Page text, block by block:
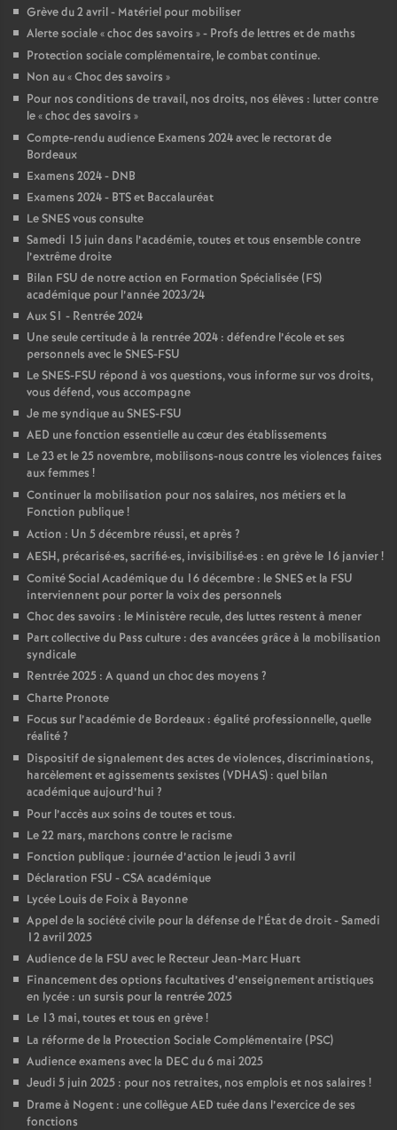
o
n
d
e
g
r
é
r
l
é
a
n
T
o
r
s
Grève du 2 avril - Matériel pour mobiliser
Alerte sociale «choc des savoirs » - Profs de lettres et de maths
Protection sociale complémentaire, le combat continue.
Non au «Choc des savoirs »
Pour nos conditions de travail, nos droits, nos élèves : lutter contre
le «choc des savoirs »
Compte-rendu audience Examens 2024 avec le rectorat de
Bordeaux
Examens 2024 - DNB
Examens 2024 - BTS et Baccalauréat
Le SNES vous consulte
Samedi 15 juin dans l’académie, toutes et tous ensemble contre
l’extrême droite
Bilan FSU de notre action en Formation Spécialisée (FS)
académique pour l’année 2023/24
Aux S1 - Rentrée 2024
Une seule certitude à la rentrée 2024 : défendre l’école et ses
personnels avec le SNES-FSU
Le SNES-FSU répond à vos questions, vous informe sur vos droits,
vous défend, vous accompagne
Je me syndique au SNES-FSU
AED une fonction essentielle au cœur des établissements
Le 23 et le 25 novembre, mobilisons-nous contre les violences faites
aux femmes !
Continuer la mobilisation pour nos salaires, nos métiers et la
Fonction publique!
Action : Un 5 décembre réussi, et après ?
AESH, précarisé·es, sacrifié·es, invisibilisé·es : en grève le 16 janvier!
Comité Social Académique du 16 décembre : le SNES et la FSU
interviennent pour porter la voix des personnels
Choc des savoirs : le Ministère recule, des luttes restent à mener
Part collective du Pass culture : des avancées grâce à la mobilisation
syndicale
Rentrée 2025 : A quand un choc des moyens ?
Charte Pronote
Focus sur l’académie de Bordeaux : égalité professionnelle, quelle
réalité?
Dispositif de signalement des actes de violences, discriminations,
harcèlement et agissements sexistes (VDHAS) : quel bilan
académique aujourd’hui ?
Pour l’accès aux soins de toutes et tous.
Le 22 mars, marchons contre le racisme
Fonction publique : journée d’action le jeudi 3 avril
Déclaration FSU - CSA académique
Lycée Louis de Foix à Bayonne
Appel de la société civile pour la défense de l’État de droit - Samedi
12 avril 2025
Audience de la FSU avec le Recteur Jean-Marc Huart
Financement des options facultatives d’enseignement artistiques
en lycée : un sursis pour la rentrée 2025
Le 13 mai, toutes et tous en grève!
La réforme de la Protection Sociale Complémentaire (PSC)
Audience examens avec la DEC du 6 mai 2025
Jeudi 5 juin 2025 : pour nos retraites, nos emplois et nos salaires !
Drame à Nogent : une collègue AED tuée dans l’exercice de ses
fonctions